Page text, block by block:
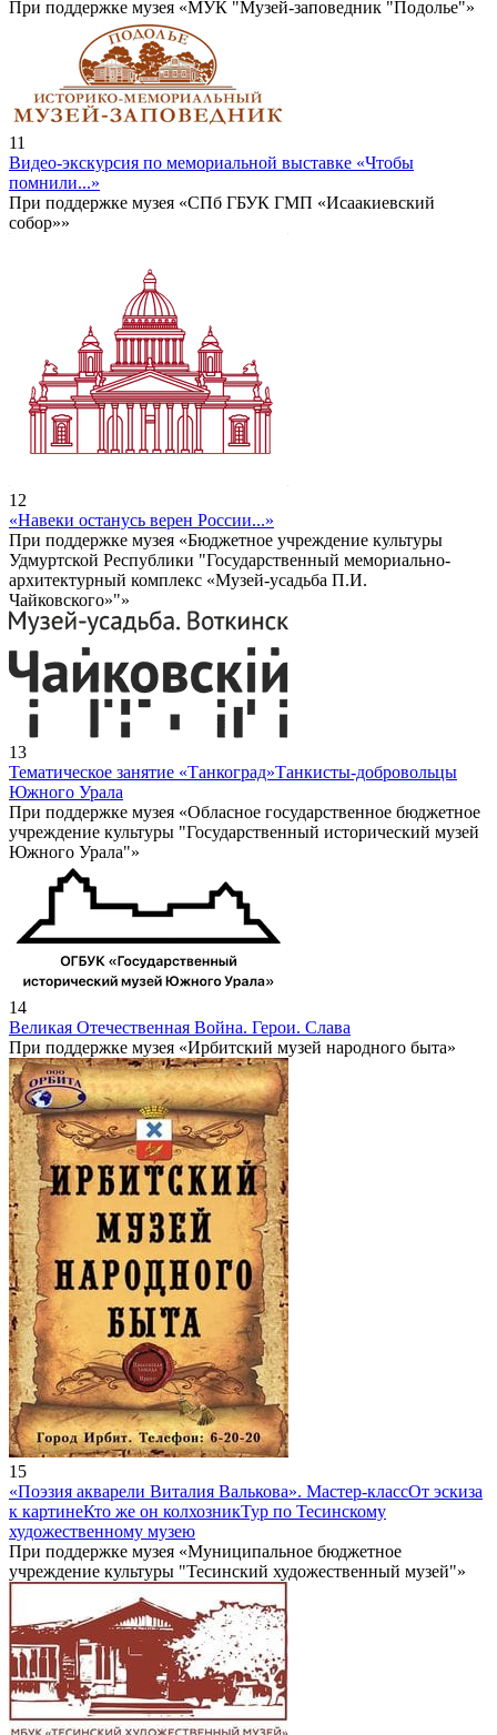
При поддержке музея «МУК "Музей-заповедник "Подолье"»
11
Видео-экскурсия по мемориальной выставке «Чтобы
помнили...»
При поддержке музея «СПб ГБУК ГМП «Исаакиевский
собор»»
12
«Навеки останусь верен России...»
При поддержке музея «Бюджетное учреждение культуры
Удмуртской Республики "Государственный мемориально-
архитектурный комплекс «Музей-усадьба П.И.
Чайковского»"»
13
Тематическое занятие «Танкоград»Танкисты-добровольцы
Южного Урала
При поддержке музея «Обласное государственное бюджетное
учреждение культуры "Государственный исторический музей
Южного Урала"»
14
Великая Отечественная Война. Герои. Слава
При поддержке музея «Ирбитский музей народного быта»
15
«Поэзия акварели Виталия Валькова». Мастер-классОт эскиза
к картинеКто же он колхозникТур по Тесинскому
художественному музею
При поддержке музея «Муниципальное бюджетное
учреждение культуры "Тесинский художественный музей"»